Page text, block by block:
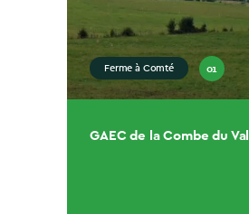
Ferme à Comté 01
GAEC de la Combe du Val